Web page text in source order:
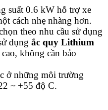
suất 0.6 kW hỗ trợ xe
cách nhẹ nhàng hơn.
theo nhu cầu sử dụng
dụng ắc quy Lithium
không cần bảo
ở những môi trường
~ +55 độ C.